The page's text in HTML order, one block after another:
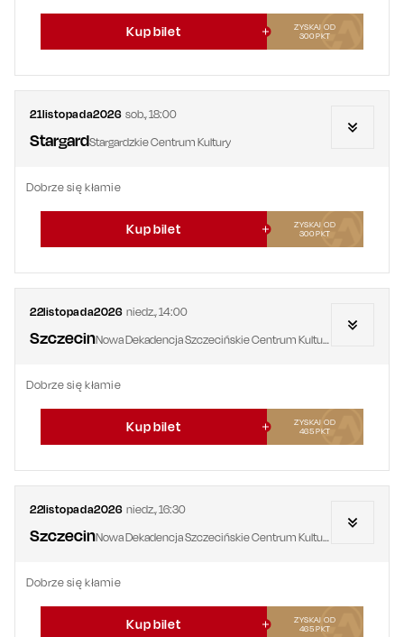
Kup bilet
ZYSKAJ OD
300PKT
21listopada2026 sob.,18:00
StargardStargardzkie Centrum Kultury
Dobrze się kłamie
Kup bilet
ZYSKAJ OD
300PKT
22listopada2026 niedz.,14:00
Szczecin Nowa Dekadencja Szczecińskie Centrum Kultury - Scena Dekadencja
Dobrze się kłamie
Kup bilet
ZYSKAJ OD
465PKT
22listopada2026 niedz.,16:30
Szczecin Nowa Dekadencja Szczecińskie Centrum Kultury - Scena Dekadencja
Dobrze się kłamie
Kup bilet
ZYSKAJ OD
465PKT